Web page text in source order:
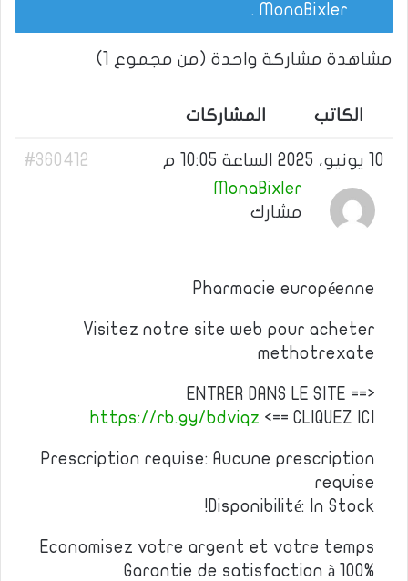
MonaBixler
.
مشاهدة مشاركة واحدة (من مجموع 1)
الكاتب المشاركات
10 يونيو، 2025 الساعة 10:05 م
#360412
MonaBixler
مشارك
Pharmacie européenne
Visitez notre site web pour acheter
methotrexate
ENTRER DANS LE SITE ==>
https://rb.gy/bdviqz <== CLIQUEZ ICI
Prescription requise: Aucune prescription
requise
Disponibilité: In Stock!
Economisez votre argent et votre temps
Garantie de satisfaction à 100%